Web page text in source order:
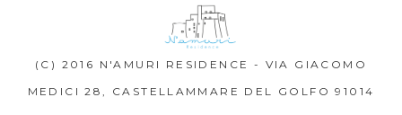
(C) 2016 N'AMURI RESIDENCE - VIA GIACOMO
MEDICI 28, CASTELLAMMARE DEL GOLFO 91014